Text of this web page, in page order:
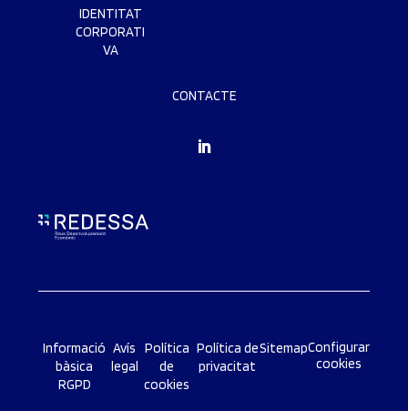
IDENTITAT
CORPORATI
VA
CONTACTE
Informació
bàsica
RGPD
Avís
legal
Política
de
cookies
Política de
privacitat
SitemapConfigurar
cookies